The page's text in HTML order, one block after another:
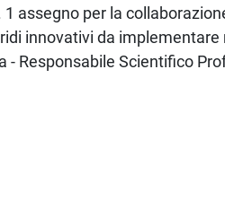
assegno per la
innovativi da
- Responsabile Scientifico